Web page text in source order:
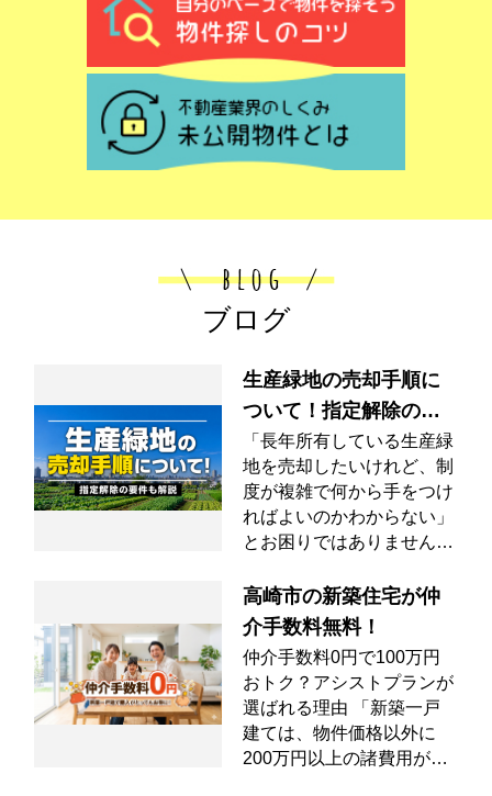
ブログ
生産緑地の売却手順に
ついて！指定解除の要
件も解説
「長年所有している生産緑
地を売却したいけれど、制
度が複雑で何から手をつけ
ればよいのかわからない」
とお困りではありません
産とは異なり、建築制限や
税制優遇が絡むため売却の
ハードルが高いものの、正
しい要件を満たして指定を
解除することでスムーズな
取引が可能になります。本
記事では、生産緑地の基礎
知識をはじめ、指定を解除
高崎市の新築住宅が仲
介手数料無料！
仲介手数料0円で100万円
おトク？アシストプランが
選ばれる理由 「新築一戸
建ては、物件価格以外に
200万円以上の諸費用がか